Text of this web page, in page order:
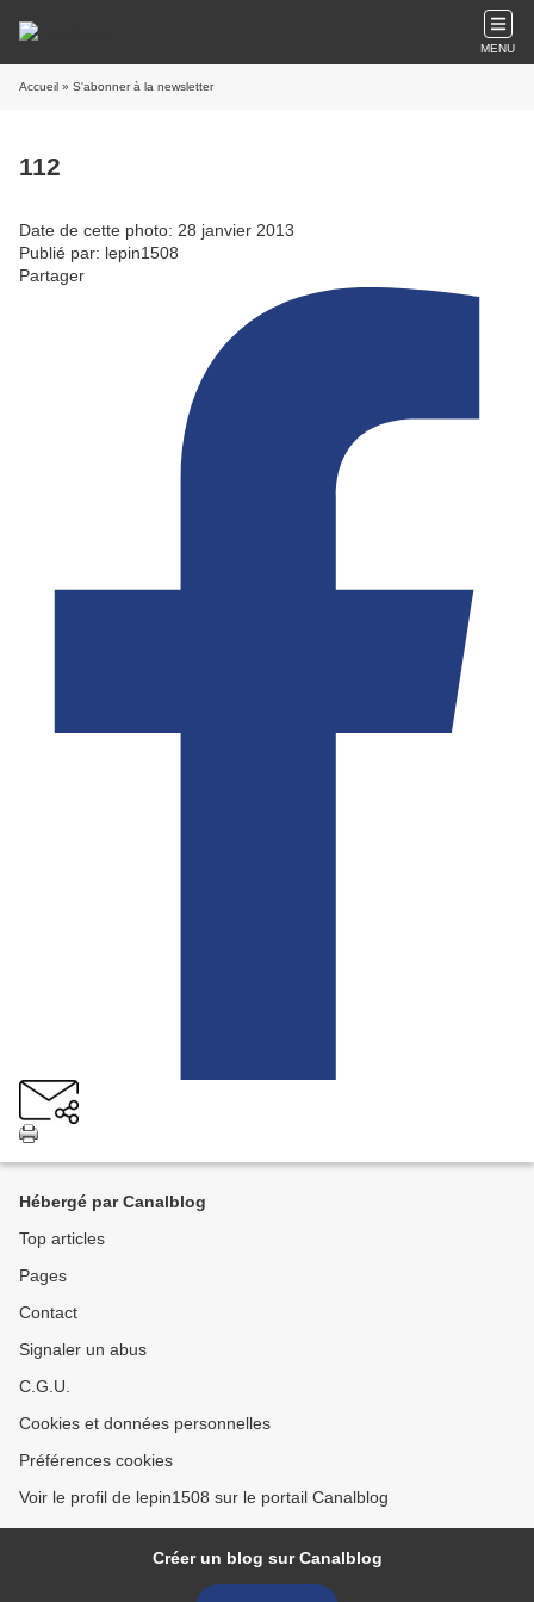
MENU
Accueil » S'abonner à la newsletter
112
Date de cette photo: 28 janvier 2013
Publié par: lepin1508
Partager
Hébergé par Canalblog
Top articles
Pages
Contact
Signaler un abus
C.G.U.
Cookies et données personnelles
Préférences cookies
Voir le profil de lepin1508 sur le portail Canalblog
Créer un blog sur Canalblog